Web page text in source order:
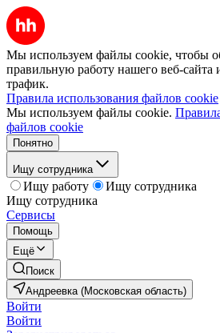
Мы используем файлы cookie, чтобы
правильную работу нашего веб-сайта
трафик.
Правила использования файлов cookie
Мы используем файлы cookie.
файлов cookie
Понятно
Ищу сотрудника
Ищу работу
Ищу сотрудника
Ищу сотрудника
Сервисы
Помощь
Ещё
Поиск
Андреевка (Московская область)
Войти
Войти